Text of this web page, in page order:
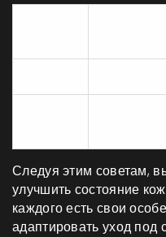
Следуя этим советам,
улучшить состояние
каждого есть свои
адаптировать уход под